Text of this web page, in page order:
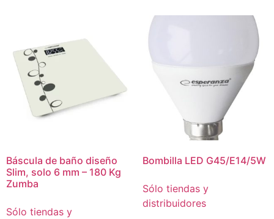
Báscula de baño diseño
Slim, solo 6 mm – 180 Kg
Zumba
Sólo tiendas y
Bombilla LED G45/E14/5W
Sólo tiendas y
distribuidores